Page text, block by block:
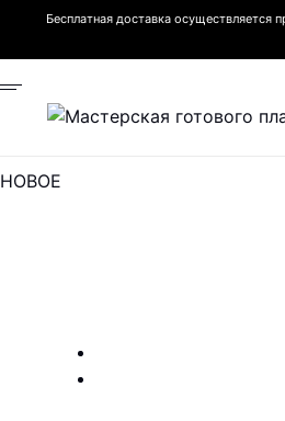
Бесплатная доставка осуществляется
НОВОЕ